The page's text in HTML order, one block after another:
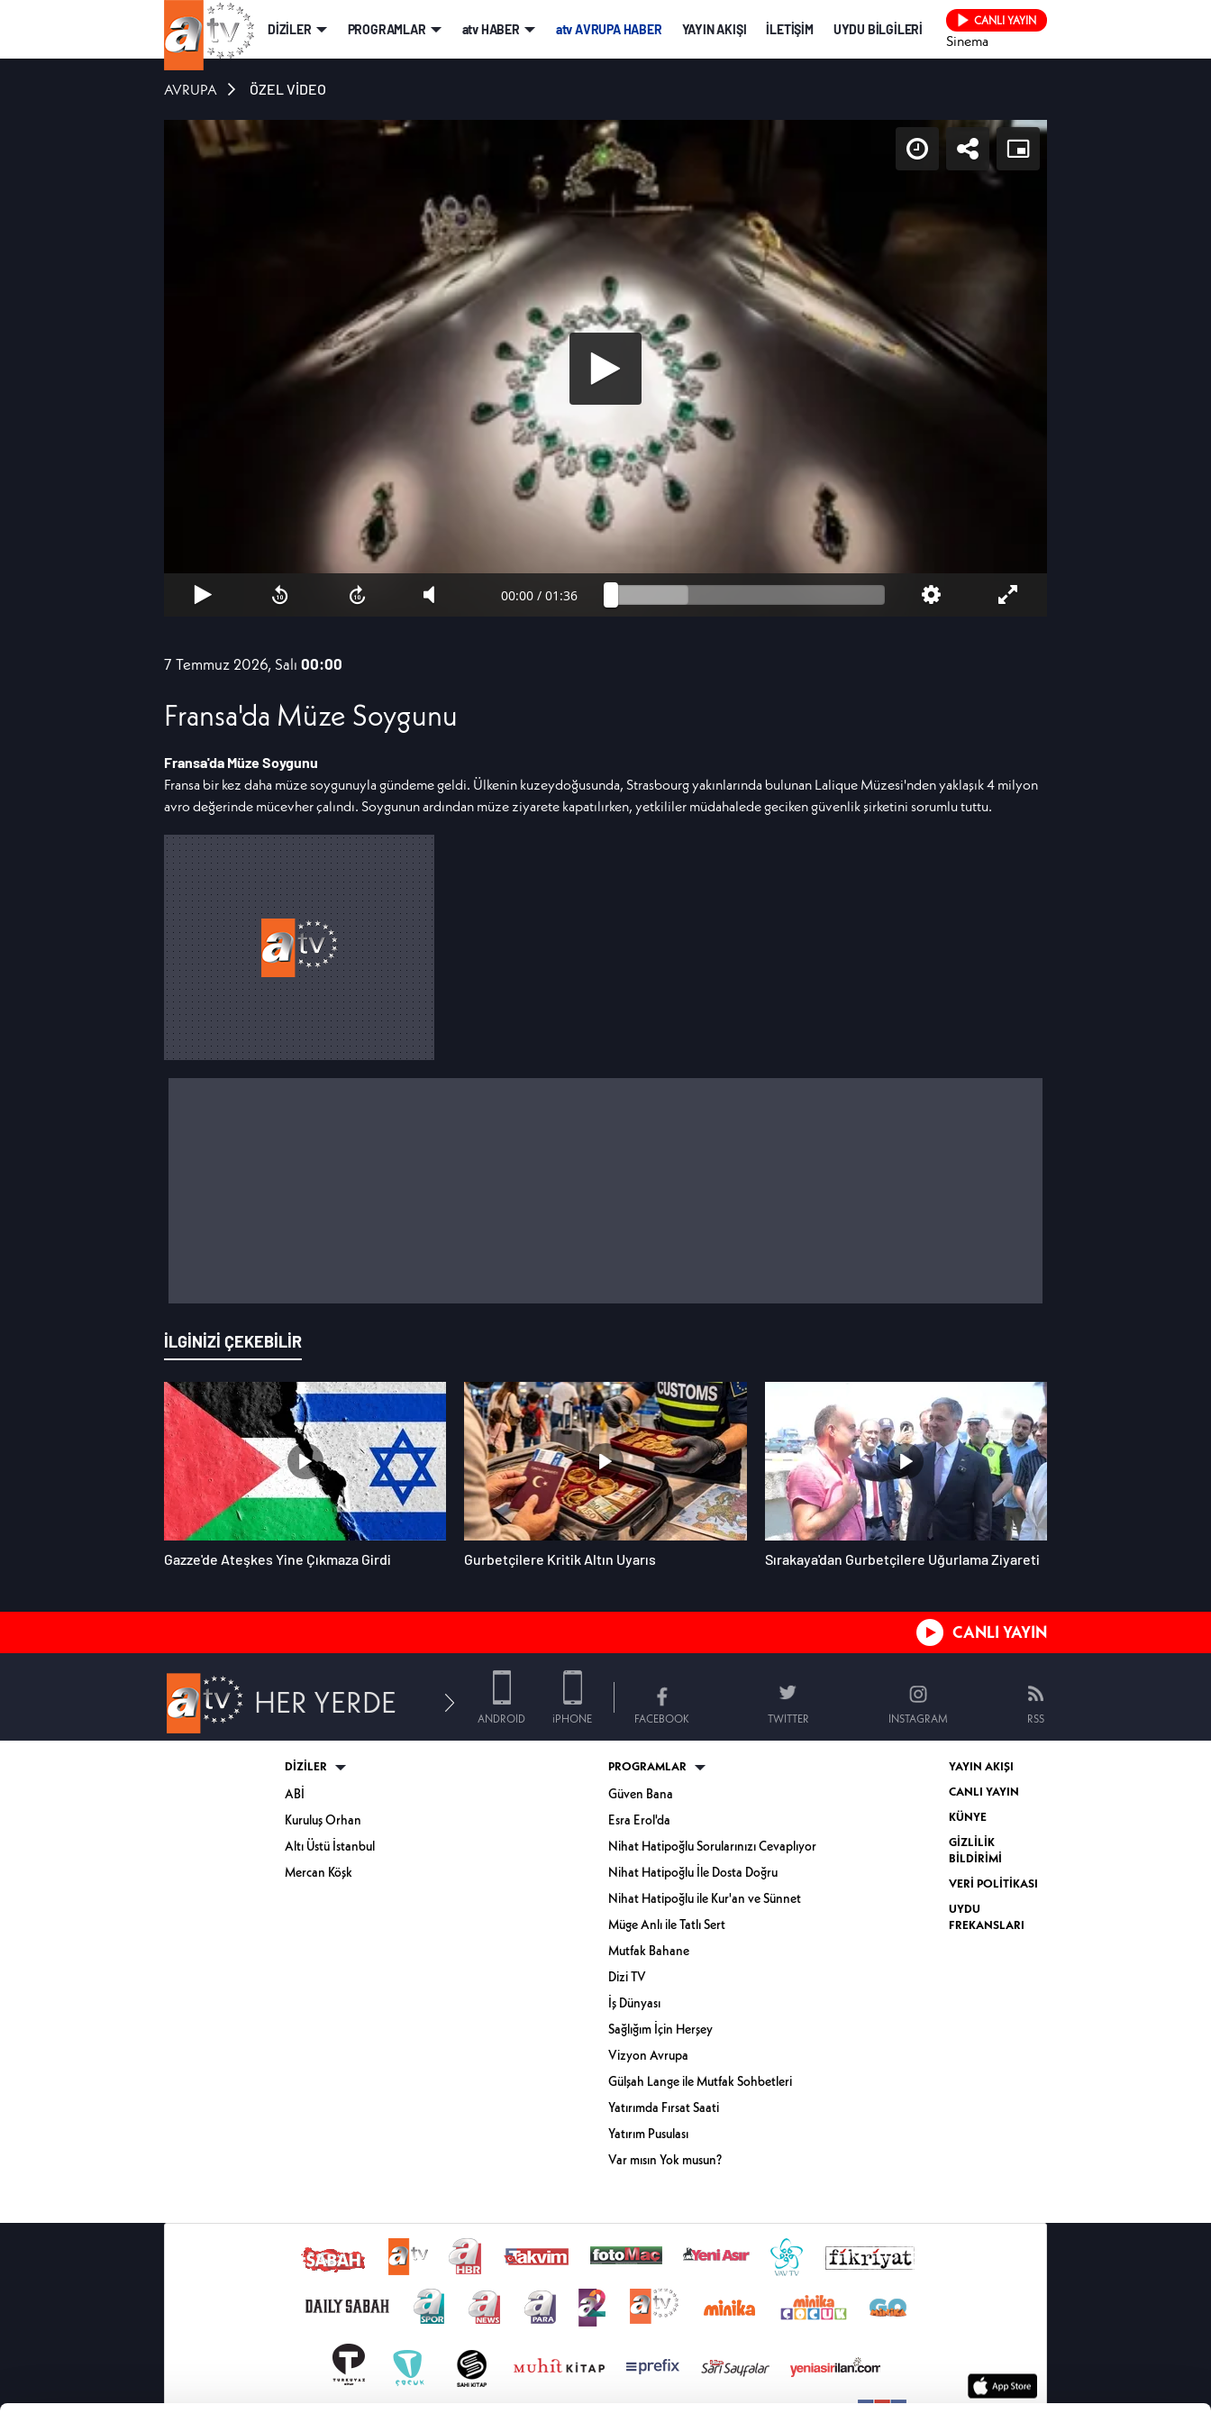
DİZİLER PROGRAMLAR atv HABER atv AVRUPA HABER YAYIN AKIŞI İLETİŞİM UYDU BİLGİLERİ
CANLI YAYIN
Sinema
AVRUPA ÖZEL VİDEO
00:00 / 01:36
7 Temmuz 2026, Salı 00:00
Fransa'da Müze Soygunu
Fransa'da Müze Soygunu
Fransa bir kez daha müze soygunuyla gündeme geldi. Ülkenin kuzeydoğusunda, Strasbourg yakınlarında bulunan Lalique Müzesi'nden yaklaşık 4 milyon
avro değerinde mücevher çalındı. Soygunun ardından müze ziyarete kapatılırken, yetkililer müdahalede geciken güvenlik şirketini sorumlu tuttu.
İLGİNİZİ ÇEKEBİLİR
Gazze'de Ateşkes Yine Çıkmaza Girdi Gurbetçilere Kritik Altın Uyarıs Sırakaya'dan Gurbetçilere Uğurlama Ziyareti
CANLI YAYIN
HER YERDE ANDROID iPHONE FACEBOOK TWITTER INSTAGRAM RSS
DİZİLER
ABİ
Kuruluş Orhan
Altı Üstü İstanbul
Mercan Köşk
PROGRAMLAR
Güven Bana
Esra Erol'da
Nihat Hatipoğlu Sorularınızı Cevaplıyor
Nihat Hatipoğlu İle Dosta Doğru
Nihat Hatipoğlu ile Kur'an ve Sünnet
Müge Anlı ile Tatlı Sert
Mutfak Bahane
Dizi TV
İş Dünyası
Sağlığım İçin Herşey
Vizyon Avrupa
Gülşah Lange ile Mutfak Sohbetleri
Yatırımda Fırsat Saati
Yatırım Pusulası
Var mısın Yok musun?
YAYIN AKIŞI
CANLI YAYIN
KÜNYE
GİZLİLİK
BİLDİRİMİ
VERİ POLİTİKASI
UYDU
FREKANSLARI